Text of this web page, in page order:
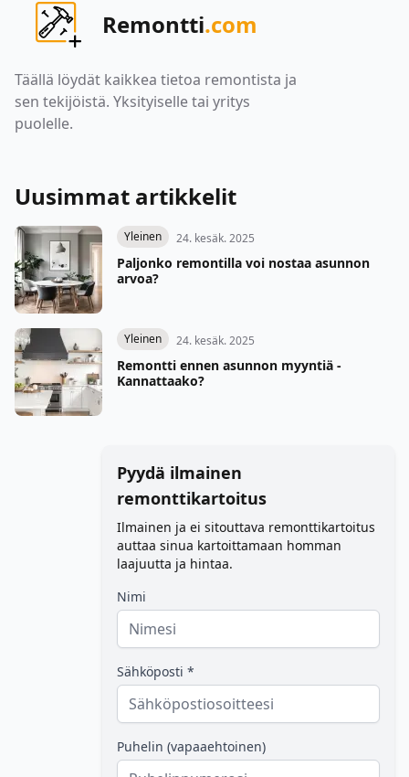
Remontti.com
Täällä löydät kaikkea tietoa remontista ja
sen tekijöistä. Yksityiselle tai yritys
puolelle.
Uusimmat artikkelit
Yleinen 24. kesäk. 2025
Paljonko remontilla voi nostaa asunnon
arvoa?
Yleinen 24. kesäk. 2025
Remontti ennen asunnon myyntiä -
Kannattaako?
Pyydä ilmainen
remonttikartoitus
Ilmainen ja ei sitouttava remonttikartoitus
auttaa sinua kartoittamaan homman
laajuutta ja hintaa.
Nimi
Sähköposti *
Puhelin (vapaaehtoinen)